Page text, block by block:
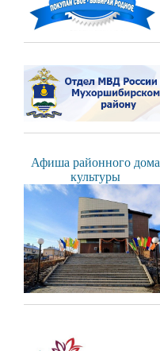
Афиша районного дома
культуры